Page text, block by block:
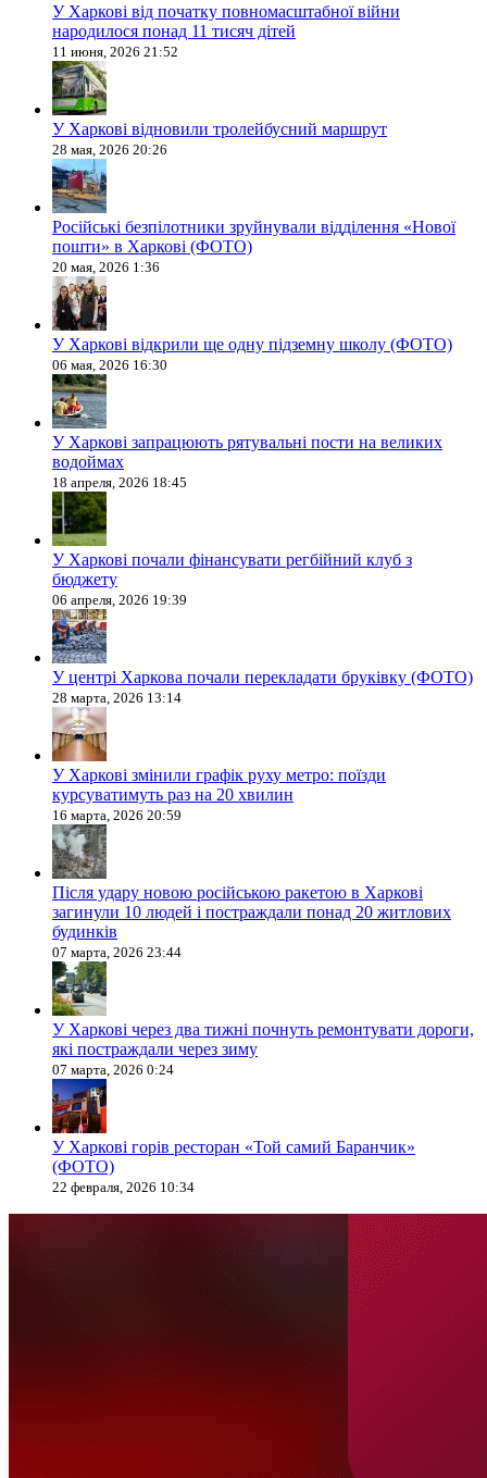
У Харкові від початку повномасштабної війни
народилося понад 11 тисяч дітей
11 июня, 2026 21:52
У Харкові відновили тролейбусний маршрут
28 мая, 2026 20:26
Російські безпілотники зруйнували відділення «Нової
пошти» в Харкові (ФОТО)
20 мая, 2026 1:36
У Харкові відкрили ще одну підземну школу (ФОТО)
06 мая, 2026 16:30
У Харкові запрацюють рятувальні пости на великих
водоймах
18 апреля, 2026 18:45
У Харкові почали фінансувати регбійний клуб з
бюджету
06 апреля, 2026 19:39
У центрі Харкова почали перекладати бруківку (ФОТО)
28 марта, 2026 13:14
У Харкові змінили графік руху метро: поїзди
курсуватимуть раз на 20 хвилин
16 марта, 2026 20:59
Після удару новою російською ракетою в Харкові
загинули 10 людей і постраждали понад 20 житлових
будинків
07 марта, 2026 23:44
У Харкові через два тижні почнуть ремонтувати дороги,
які постраждали через зиму
07 марта, 2026 0:24
У Харкові горів ресторан «Той самий Баранчик»
(ФОТО)
22 февраля, 2026 10:34